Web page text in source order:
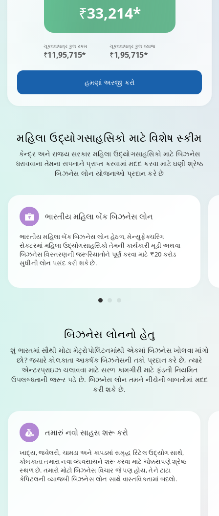
₹33,214*
ચૂકવવાપાત્ર કુલ રકમ
₹11,95,715*
ચૂકવવાપાત્ર કુલ વ્યાજ
₹1,95,715*
હમણાં અરજી કરો
મહિલા ઉદ્યોગસાહસિકો માટે વિશેષ સ્કીમ
કેન્દ્ર અને રાજ્ય સરકાર મહિલા ઉદ્યોગસાહસિકો માટે બિઝનેસ
ધરાવવાના તેમના સપનાને પ્રાપ્ત કરવામાં મદદ કરવા માટે ઘણી શ્રેષ્ઠ
બિઝનેસ લોન યોજનાઓ પ્રદાન કરે છે
ભારતીય મહિલા બેંક બિઝનેસ લોન
ભારતીય મહિલા બેંક બિઝનેસ લોન હેઠળ, મેન્યુફેક્ચરિંગ
સેક્ટરમાં મહિલા ઉદ્યોગસાહસિકો તેમની કાર્યકારી મૂડી અથવા
બિઝનેસ વિસ્તરણની જરૂરિયાતોને પૂર્ણ કરવા માટે ₹20 કરોડ
સુધીની લોન પસંદ કરી શકે છે.
બિઝનેસ લોનનો હેતુ
શું ભારતમાં સૌથી મોટા મેટ્રોપોલિટનમાંથી એકમાં બિઝનેસ ખોલવા માંગો
છો? જ્યારે કોલકાતા આકર્ષક બિઝનેસની તકો પ્રદાન કરે છે, ત્યારે
એન્ટરપ્રાઇઝ ચલાવવા માટે સરળ કામગીરી માટે ફંડની નિયમિત
ઉપલબ્ધતાની જરૂર પડે છે. બિઝનેસ લોન તમને નીચેની બાબતોમાં મદદ
કરી શકે છે.
તમારું નવો સાહસ શરૂ કરો
ખાદ્ય, જ્વેલરી, ચામડા અને કાપડમાં સમૃદ્ધ રિટેલ ઉદ્યોગ સાથે,
કોલકાતા તમારા નવા વ્યવસાયને શરૂ કરવા માટે ચોક્કસપણે શ્રેષ્ઠ
સ્થળ છે. તમારો મોટો બિઝનેસ વિચાર જે પણ હોય, તેને ટાટા
કેપિટલની વ્યાજબી બિઝનેસ લોન સાથે વાસ્તવિકતામાં બદલો.